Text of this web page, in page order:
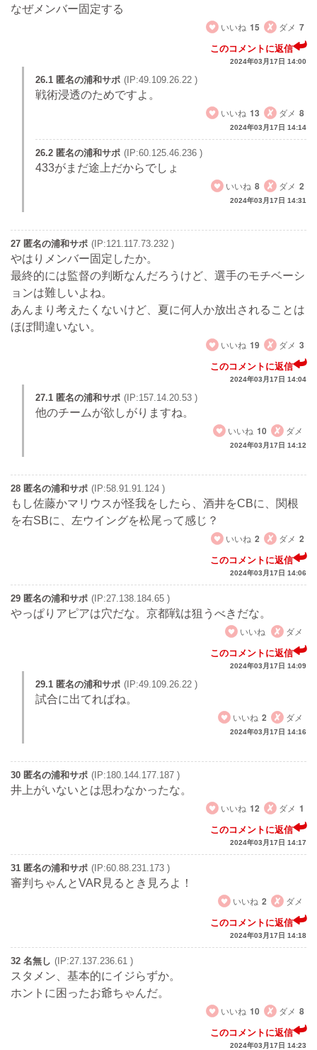
なぜメンバー固定する
いいね 15 ダメ 7
このコメントに返信
2024年03月17日 14:00
26.1 匿名の浦和サポ (IP:49.109.26.22 )
戦術浸透のためですよ。
いいね 13 ダメ 8
2024年03月17日 14:14
26.2 匿名の浦和サポ (IP:60.125.46.236 )
433がまだ途上だからでしょ
いいね 8 ダメ 2
2024年03月17日 14:31
27 匿名の浦和サポ (IP:121.117.73.232 )
やはりメンバー固定したか。
最終的には監督の判断なんだろうけど、選手のモチベーシ
ョンは難しいよね。
あんまり考えたくないけど、夏に何人か放出されることは
ほぼ間違いない。
いいね 19 ダメ 3
このコメントに返信
2024年03月17日 14:04
27.1 匿名の浦和サポ (IP:157.14.20.53 )
他のチームが欲しがりますね。
いいね 10 ダメ
2024年03月17日 14:12
28 匿名の浦和サポ (IP:58.91.91.124 )
もし佐藤かマリウスが怪我をしたら、酒井をCBに、関根
を右SBに、左ウイングを松尾って感じ？
いいね 2 ダメ 2
このコメントに返信
2024年03月17日 14:06
29 匿名の浦和サポ (IP:27.138.184.65 )
やっぱりアピアは穴だな。京都戦は狙うべきだな。
いいね
ダメ
このコメントに返信
2024年03月17日 14:09
29.1 匿名の浦和サポ (IP:49.109.26.22 )
試合に出てればね。
いいね 2 ダメ
2024年03月17日 14:16
30 匿名の浦和サポ (IP:180.144.177.187 )
井上がいないとは思わなかったな。
いいね 12 ダメ 1
このコメントに返信
2024年03月17日 14:17
31 匿名の浦和サポ (IP:60.88.231.173 )
審判ちゃんとVAR見るとき見ろよ！
いいね 2 ダメ
このコメントに返信
2024年03月17日 14:18
32 名無し (IP:27.137.236.61 )
スタメン、基本的にイジらずか。
ホントに困ったお爺ちゃんだ。
いいね 10 ダメ 8
このコメントに返信
2024年03月17日 14:23